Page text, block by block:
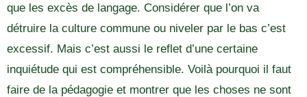
que les excès de langage. Considérer que l’on va
détruire la culture commune ou niveler par le bas c’est
excessif. Mais c’est aussi le reflet d’une certaine
inquiétude qui est compréhensible. Voilà pourquoi il faut
faire de la pédagogie et montrer que les choses ne sont